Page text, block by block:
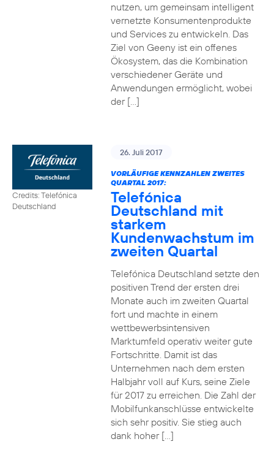
nutzen, um gemeinsam intelligent
vernetzte Konsumentenprodukte
und Services zu entwickeln. Das
Ziel von Geeny ist ein offenes
Ökosystem, das die Kombination
verschiedener Geräte und
Anwendungen ermöglicht, wobei
der […]
Credits: Telefónica
Deutschland
26. Juli 2017
VORLÄUFIGE KENNZAHLEN ZWEITES
QUARTAL 2017:
Telefónica
Deutschland mit
starkem
Kundenwachstum im
zweiten Quartal
Telefónica Deutschland setzte den
positiven Trend der ersten drei
Monate auch im zweiten Quartal
fort und machte in einem
wettbewerbsintensiven
Marktumfeld operativ weiter gute
Fortschritte. Damit ist das
Unternehmen nach dem ersten
Halbjahr voll auf Kurs, seine Ziele
für 2017 zu erreichen. Die Zahl der
Mobilfunkanschlüsse entwickelte
sich sehr positiv. Sie stieg auch
dank hoher […]